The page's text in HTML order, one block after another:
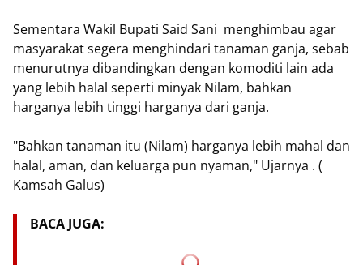
Sementara Wakil Bupati Said Sani menghimbau agar
masyarakat segera menghindari tanaman ganja, sebab
menurutnya dibandingkan dengan komoditi lain ada
yang lebih halal seperti minyak Nilam, bahkan
harganya lebih tinggi harganya dari ganja.
"Bahkan tanaman itu (Nilam) harganya lebih mahal dan
halal, aman, dan keluarga pun nyaman," Ujarnya . (
Kamsah Galus)
BACA JUGA: